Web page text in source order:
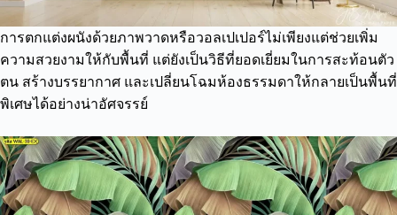
การตกแต่งผนังด้วยภาพวาดหรือวอลเปเปอร์ไม่เพียงแต่ช่วยเพิ่ม
ความสวยงามให้กับพื้นที่ แต่ยังเป็นวิธีที่ยอดเยี่ยมในการสะท้อนตัว
ตน สร้างบรรยากาศ และเปลี่ยนโฉมห้องธรรมดาให้กลายเป็นพื้นที่
พิเศษได้อย่างน่าอัศจรรย์